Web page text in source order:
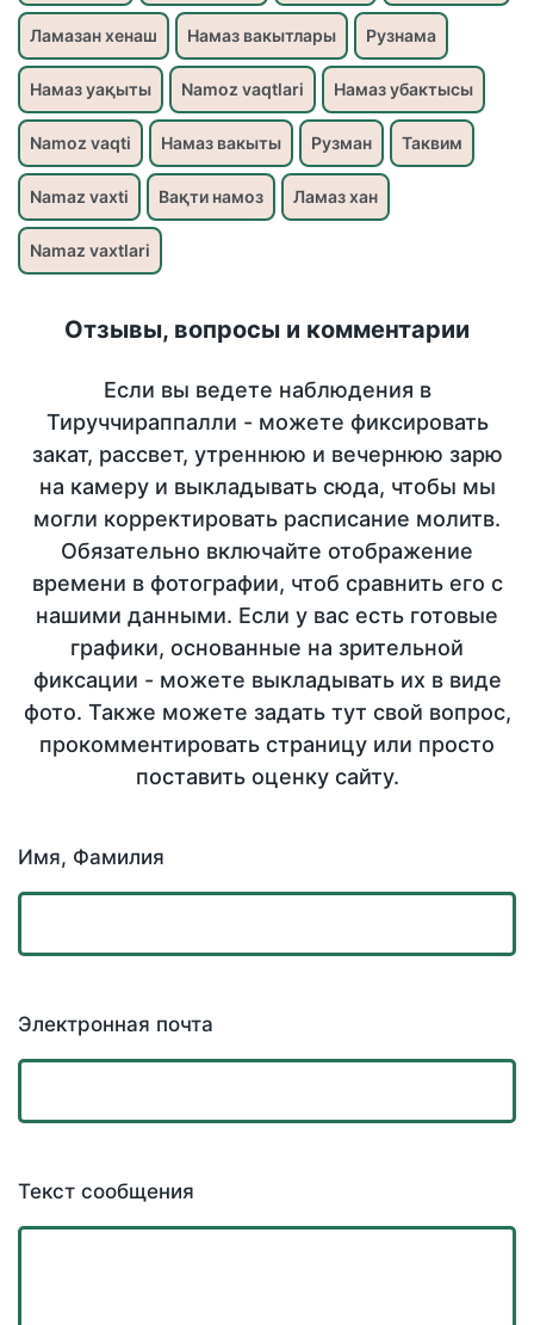
Ламазан хенаш Намаз вакытлары Рузнама
Намаз уақыты Namoz vaqtlari Намаз убактысы
Namoz vaqti Намаз вакыты Рузман Таквим
Namaz vaxti Вақти намоз Ламаз хан
Namaz vaxtlari
Отзывы, вопросы и комментарии
Если вы ведете наблюдения в
Тируччираппалли - можете фиксировать
закат, рассвет, утреннюю и вечернюю зарю
на камеру и выкладывать сюда, чтобы мы
могли корректировать расписание молитв.
Обязательно включайте отображение
времени в фотографии, чтоб сравнить его с
нашими данными. Если у вас есть готовые
графики, основанные на зрительной
фиксации - можете выкладывать их в виде
фото. Также можете задать тут свой вопрос,
прокомментировать страницу или просто
поставить оценку сайту.
Имя, Фамилия
Электронная почта
Текст сообщения